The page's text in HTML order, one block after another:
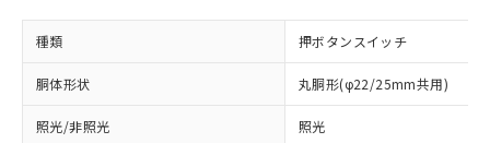
種類 押ボタンスイッチ
胴体形状 丸胴形(φ22/25mm共用)
照光/非照光 照光